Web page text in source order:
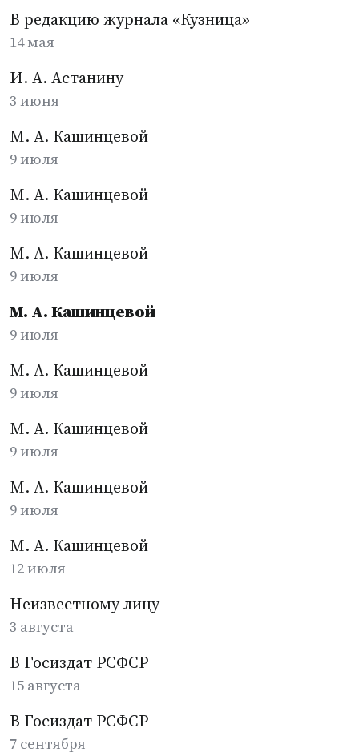
В редакцию журнала «Кузница»
14 мая
И. А. Астанину
3 июня
М. А. Кашинцевой
9 июля
М. А. Кашинцевой
9 июля
М. А. Кашинцевой
9 июля
М. А. Кашинцевой
9 июля
М. А. Кашинцевой
9 июля
М. А. Кашинцевой
9 июля
М. А. Кашинцевой
9 июля
М. А. Кашинцевой
12 июля
Неизвестному лицу
3 августа
В Госиздат РСФСР
15 августа
В Госиздат РСФСР
7 сентября